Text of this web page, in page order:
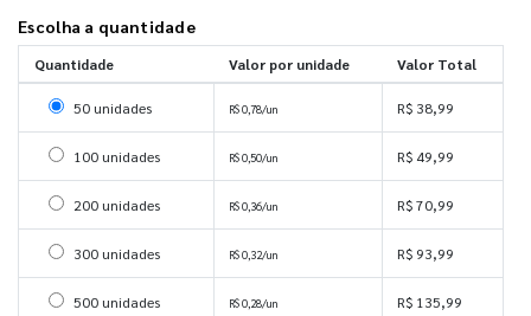
Escolha a quantidade
Quantidade Valor por unidade Valor Total
Selecionar 50 unidades
50 unidades R$ 0,78/un R$ 38,99
Selecionar 100 unidades
100 unidades R$ 0,50/un R$ 49,99
Selecionar 200 unidades
200 unidades R$ 0,36/un R$ 70,99
Selecionar 300 unidades
300 unidades R$ 0,32/un R$ 93,99
Selecionar 500 unidades
500 unidades R$ 0,28/un R$ 135,99